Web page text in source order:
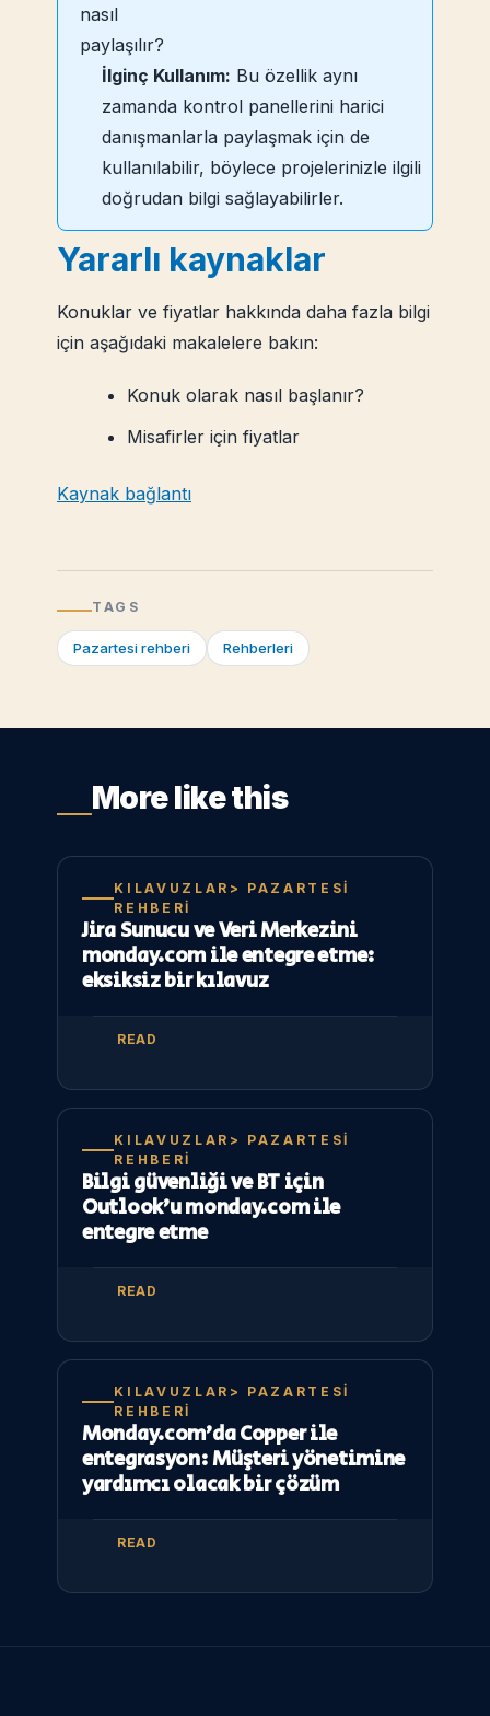
İlginç Kullanım: Bu özellik aynı
zamanda kontrol panellerini harici
danışmanlarla paylaşmak için de
kullanılabilir, böylece projelerinizle ilgili
doğrudan bilgi sağlayabilirler.
Yararlı kaynaklar
Konuklar ve fiyatlar hakkında daha fazla bilgi
için aşağıdaki makalelere bakın:
Konuk olarak nasıl başlanır?
Misafirler için fiyatlar
Kaynak bağlantı
TAGS
Pazartesi rehberi Rehberleri
More like this
KILAVUZLAR> PAZARTESI
REHBERI
Jira Sunucu ve Veri Merkezini
monday.com ile entegre etme:
eksiksiz bir kılavuz
READ
KILAVUZLAR> PAZARTESI
REHBERI
Bilgi güvenliği ve BT için
Outlook’u monday.com ile
entegre etme
READ
KILAVUZLAR> PAZARTESI
REHBERI
Monday.com’da Copper ile
entegrasyon: Müşteri yönetimine
yardımcı olacak bir çözüm
READ